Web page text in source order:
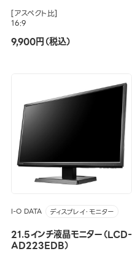
[アスペクト比]
16:9
9,900円（税込）
I-O DATA ディスプレイ・モニター
21.5インチ液晶モニター（LCD-
AD223EDB）